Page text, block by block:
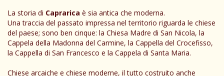
La storia di Caprarica è sia antica che moderna.
Una traccia del passato impressa nel territorio riguarda le chiese
del paese; sono ben cinque: la Chiesa Madre di San Nicola, la
Cappela della Madonna del Carmine, la Cappella del Crocefisso,
la Cappella di San Francesco e la Cappela di Santa Maria.
Chiese arcaiche e chiese moderne, il tutto costruito anche